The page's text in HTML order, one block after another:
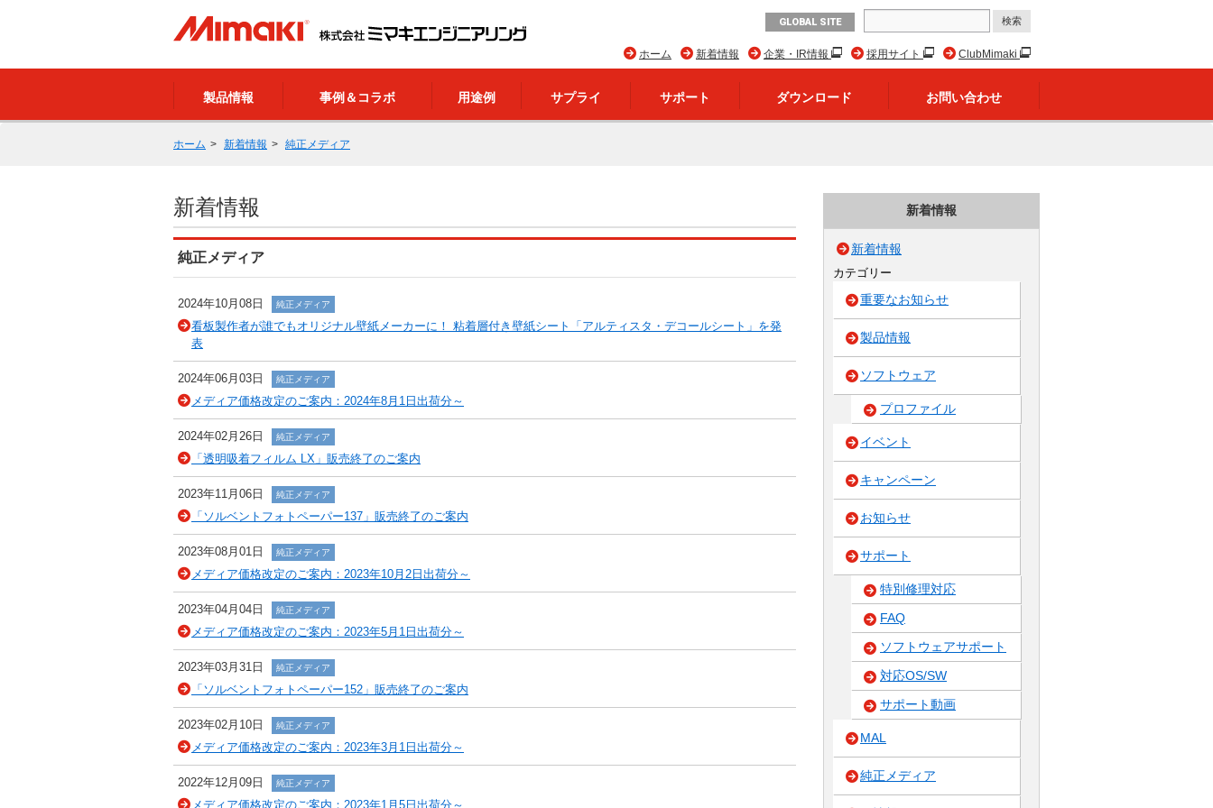
GLOBAL SITE
ClubMimaki
採用サイト
企業・IR情報
新着情報
ホーム
製品情報 事例＆コラボ 用途例 サプライ サポート ダウンロード お問い合わせ
ホーム 新着情報 純正メディア
新着情報
純正メディア
2024年10月08日 純正メディア
看板製作者が誰でもオリジナル壁紙メーカーに！ 粘着層付き壁紙シート「アルティスタ・デコールシート」を発
表
2024年06月03日 純正メディア
メディア価格改定のご案内：2024年8月1日出荷分～
2024年02月26日 純正メディア
「透明吸着フィルム LX」販売終了のご案内
2023年11月06日 純正メディア
「ソルベントフォトペーパー137」販売終了のご案内
2023年08月01日 純正メディア
メディア価格改定のご案内：2023年10月2日出荷分～
2023年04月04日 純正メディア
メディア価格改定のご案内：2023年5月1日出荷分～
2023年03月31日 純正メディア
「ソルベントフォトペーパー152」販売終了のご案内
2023年02月10日 純正メディア
メディア価格改定のご案内：2023年3月1日出荷分～
2022年12月09日 純正メディア
メディア価格改定のご案内：2023年1月5日出荷分～
新着情報
新着情報
カテゴリー
重要なお知らせ
製品情報
ソフトウェア
プロファイル
イベント
キャンペーン
お知らせ
サポート
特別修理対応
FAQ
ソフトウェアサポート
対応OS/SW
サポート動画
MAL
純正メディア